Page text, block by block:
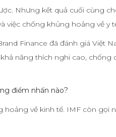
Nhưng kết quả cuối cùng
việc chống khủng hoảng về y
Finance đã đánh giá Việt
năng thích nghi cao, chống
điểm nhấn nào?
về kinh tế. IMF còn gọi